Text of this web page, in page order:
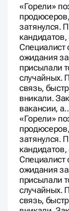
«Горели»
затянулся.
Специалист
ожидания
присылали
случайных.
связь,
вникали.
вакансии,
«Горели»
затянулся.
Специалист
ожидания
присылали
случайных.
связь,